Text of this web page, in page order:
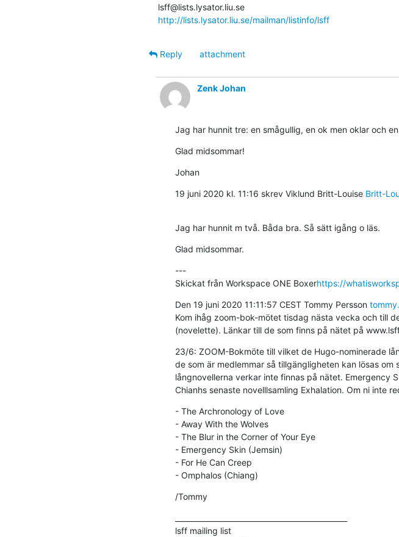
lsff@lists.lysator.liu.se
http://lists.lysator.liu.se/mailman/listinfo/lsff
Reply
attachment
Zenk Johan
Jag har hunnit tre: en smågullig, en ok men oklar och
Glad midsommar!
Johan
19 juni 2020 kl. 11:16 skrev Viklund Britt-Louise Britt-
Jag har hunnit m två. Båda bra. Så sätt igång o läs.
Glad midsommar.
---
Skickat från Workspace ONE Boxerhttps://
Den 19 juni 2020 11:11:57 CEST Tommy Persson
Kom ihåg zoom-bok-mötet tisdag nästa vecka och till
(novelette). Länkar till de som finns på nätet på
23/6: ZOOM-Bokmöte till vilket de Hugo-nominerade
de som är medlemmar så tillgängligheten kan lösas
långnovellerna verkar inte finnas på nätet. Emergency
Chianhs senaste novelllsamling Exhalation. Om ni inte
- The Archronology of Love
- Away With the Wolves
- The Blur in the Corner of Your Eye
- Emergency Skin (Jemsin)
- For He Can Creep
- Omphalos (Chiang)
/Tommy
lsff mailing list